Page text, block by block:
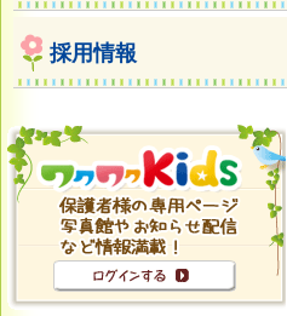
採用情報